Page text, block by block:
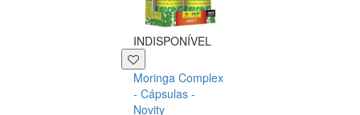
INDISPONÍVEL
Moringa Complex
- Cápsulas -
Novity